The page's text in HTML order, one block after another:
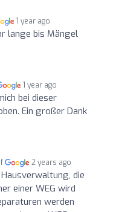
1 year ago
lange bis Mängel
1 year ago
bei dieser
Ein großer Dank
2 years ago
die
einer WEG wird
werden